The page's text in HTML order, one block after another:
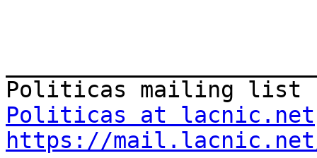
Politicas at lacnic.net
https://